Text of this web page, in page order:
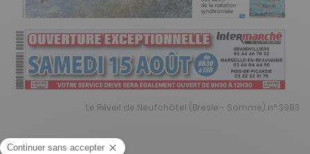
Le Réveil de Neufchâtel (Bresle - Somme) n° 3983